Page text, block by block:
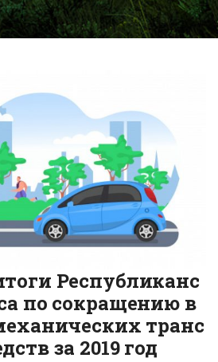
Республиканс
по сокращению в
транс
за 2019 год